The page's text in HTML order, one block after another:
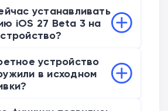
устанавливать
iOS 27 Beta 3 на
рабочий телефон не
Голосовой ассистент Siri
устройство
в исходном